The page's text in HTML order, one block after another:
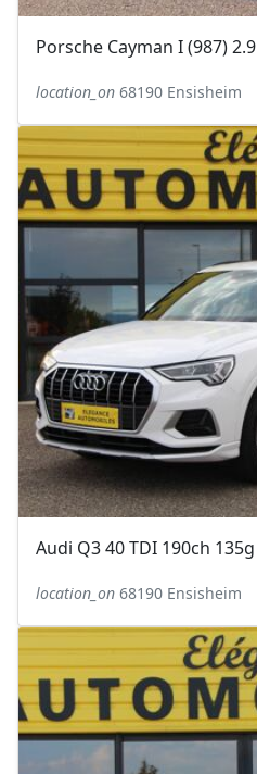
Porsche Cayman I (987) 2.9
location_on 68190 Ensisheim
location_on 68190 Ensisheim